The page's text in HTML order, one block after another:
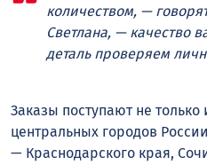
количеством, —
Светлана, — качество
деталь проверяем
Заказы поступают не
центральных городов
— Краснодарского края,